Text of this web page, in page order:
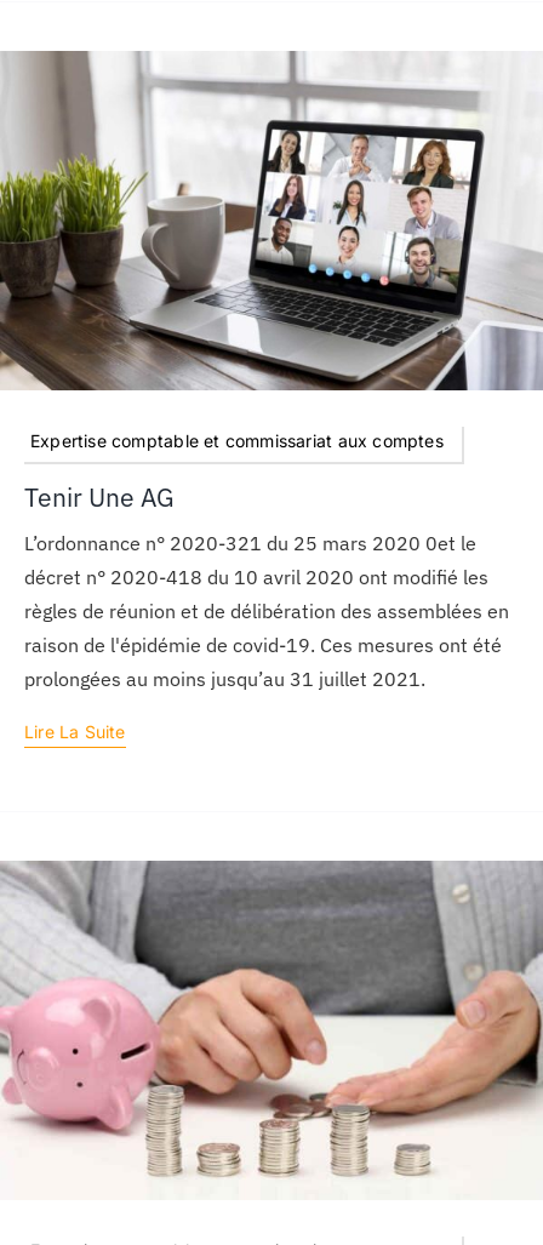
Expertise comptable et commissariat aux comptes
Tenir Une AG
L’ordonnance n° 2020-321 du 25 mars 2020 0et le
décret n° 2020-418 du 10 avril 2020 ont modifié les
règles de réunion et de délibération des assemblées en
raison de l'épidémie de covid-19. Ces mesures ont été
prolongées au moins jusqu’au 31 juillet 2021.
Lire La Suite